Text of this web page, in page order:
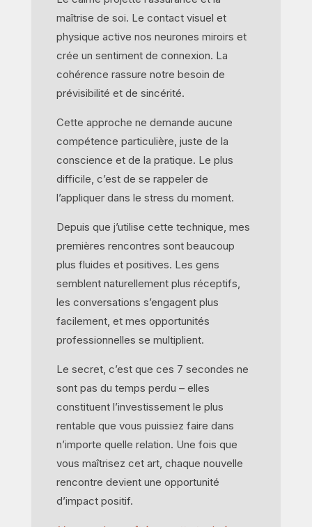
maîtrise de soi. Le contact visuel et
physique active nos neurones miroirs et
crée un sentiment de connexion. La
cohérence rassure notre besoin de
prévisibilité et de sincérité.
Cette approche ne demande aucune
compétence particulière, juste de la
conscience et de la pratique. Le plus
difficile, c’est de se rappeler de
l’appliquer dans le stress du moment.
Depuis que j’utilise cette technique, mes
premières rencontres sont beaucoup
plus fluides et positives. Les gens
semblent naturellement plus réceptifs,
les conversations s’engagent plus
facilement, et mes opportunités
professionnelles se multiplient.
Le secret, c’est que ces 7 secondes ne
sont pas du temps perdu – elles
constituent l’investissement le plus
rentable que vous puissiez faire dans
n’importe quelle relation. Une fois que
vous maîtrisez cet art, chaque nouvelle
rencontre devient une opportunité
d’impact positif.